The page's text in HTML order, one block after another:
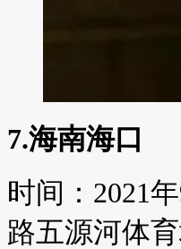
7.海南海口
时间：2021
路五源河体